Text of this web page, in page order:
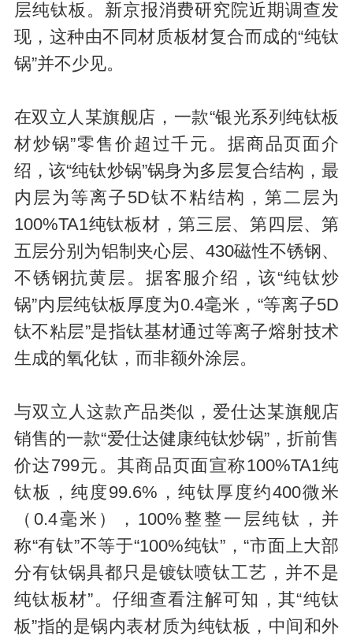
层纯钛板。新京报消费研究院近期调查发
现，这种由不同材质板材复合而成的“纯钛
锅”并不少见。
在双立人某旗舰店，一款“银光系列纯钛板
材炒锅”零售价超过千元。据商品页面介
绍，该“纯钛炒锅”锅身为多层复合结构，最
内层为等离子5D钛不粘结构，第二层为
100%TA1纯钛板材，第三层、第四层、第
五层分别为铝制夹心层、430磁性不锈钢、
不锈钢抗黄层。据客服介绍，该“纯钛炒
锅”内层纯钛板厚度为0.4毫米，“等离子5D
钛不粘层”是指钛基材通过等离子熔射技术
生成的氧化钛，而非额外涂层。
与双立人这款产品类似，爱仕达某旗舰店
销售的一款“爱仕达健康纯钛炒锅”，折前售
价达799元。其商品页面宣称100%TA1纯
钛板，纯度99.6%，纯钛厚度约400微米
（0.4毫米），100%整整一层纯钛，并
称“有钛”不等于“100%纯钛”，“市面上大部
分有钛锅具都只是镀钛喷钛工艺，并不是
纯钛板材”。仔细查看注解可知，其“纯钛
板”指的是锅内表材质为纯钛板，中间和外